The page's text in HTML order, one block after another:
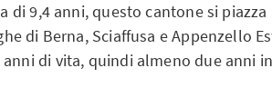
di 9,4 anni, questo cantone si
di Berna, Sciaffusa e Appenzello
di vita, quindi almeno due anni